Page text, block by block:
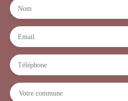
Nom
Email
Téléphone
Votre commune